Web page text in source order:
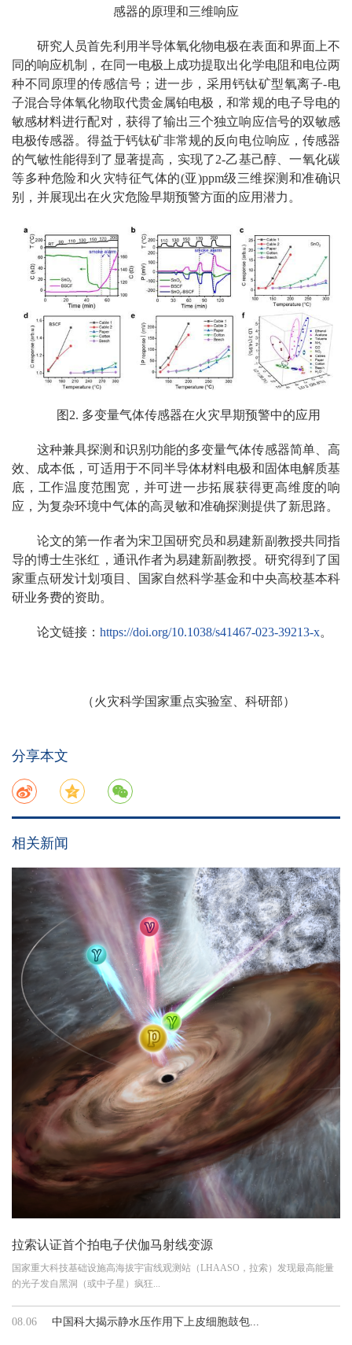
感器的原理和三维响应
研究人员首先利用半导体氧化物电极在表面和界面上不
同的响应机制，在同一电极上成功提取出化学电阻和电位两
种不同原理的传感信号；进一步，采用钙钛矿型氧离子-电
子混合导体氧化物取代贵金属铂电极，和常规的电子导电的
敏感材料进行配对，获得了输出三个独立响应信号的双敏感
电极传感器。得益于钙钛矿非常规的反向电位响应，传感器
的气敏性能得到了显著提高，实现了2-乙基己醇、一氧化碳
等多种危险和火灾特征气体的(亚)ppm级三维探测和准确识
别，并展现出在火灾危险早期预警方面的应用潜力。
图2. 多变量气体传感器在火灾早期预警中的应用
这种兼具探测和识别功能的多变量气体传感器简单、高
效、成本低，可适用于不同半导体材料电极和固体电解质基
底，工作温度范围宽，并可进一步拓展获得更高维度的响
应，为复杂环境中气体的高灵敏和准确探测提供了新思路。
论文的第一作者为宋卫国研究员和易建新副教授共同指
导的博士生张红，通讯作者为易建新副教授。研究得到了国
家重点研发计划项目、国家自然科学基金和中央高校基本科
研业务费的资助。
论文链接： https://doi.org/10.1038/s41467-023-39213-x。
（火灾科学国家重点实验室、科研部）
分享本文
相关新闻
拉索认证首个拍电子伏伽马射线变源
国家重大科技基础设施高海拔宇宙线观测站（LHAASO，拉索）发现最高能量
的光子发自黑洞（或中子星）疯狂...
08.06 中国科大揭示静水压作用下上皮细胞鼓包...